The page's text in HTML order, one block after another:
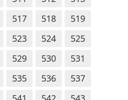
517 518
519
523 524
525
529 530
531
535 536
537